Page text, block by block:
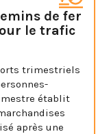
de fer
le trafic
trimestriels
établit
après une